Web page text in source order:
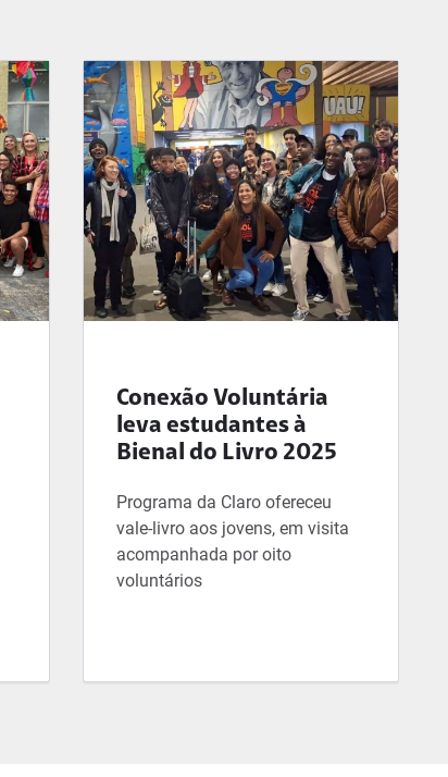
Conexão Voluntária
leva estudantes à
Bienal do Livro 2025
Programa da Claro ofereceu
vale-livro aos jovens, em visita
acompanhada por oito
voluntários